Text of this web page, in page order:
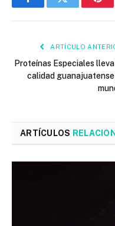
FacebookTwitter
ARTÍCULO
Proteínas Especiales
calidad
ARTÍCULOS